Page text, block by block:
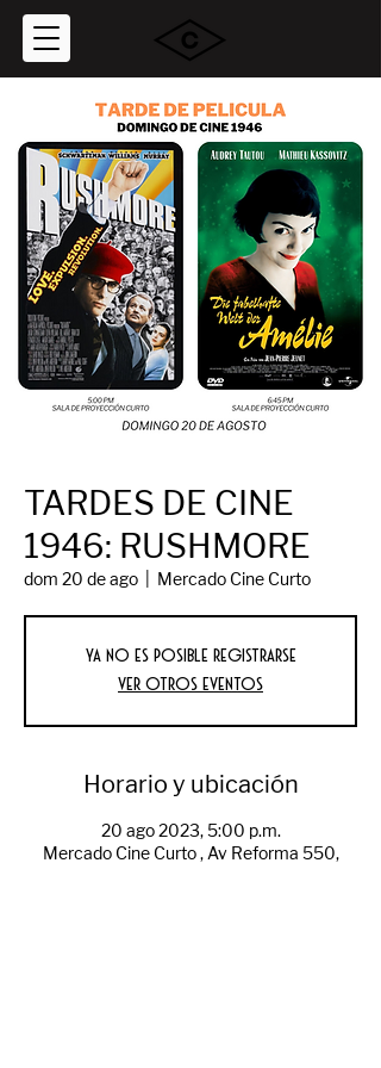
TARDES DE CINE
1946: RUSHMORE
dom 20 de ago Mercado Cine Curto
Ya no es posible registrarse
Ver otros eventos
Horario y ubicación
20 ago 2023, 5:00 p.m.
Mercado Cine Curto , Av Reforma 550,